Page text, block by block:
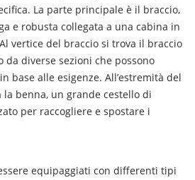
La parte principale è il braccio,
e robusta collegata a una cabina in
vertice del braccio si trova il braccio
da diverse sezioni che possono
base alle esigenze. All’estremità del
la benna, un grande cestello di
per raccogliere e spostare i
equipaggiati con differenti tipi